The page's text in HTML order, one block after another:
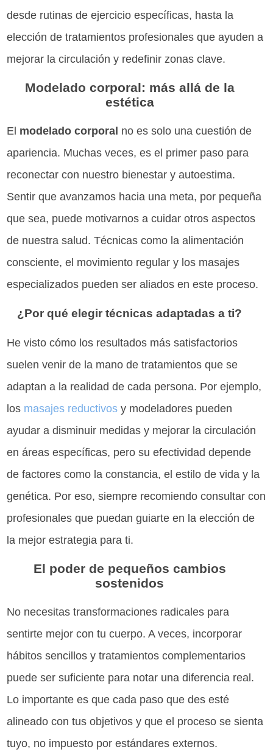
desde rutinas de ejercicio específicas, hasta la
elección de tratamientos profesionales que ayuden a
mejorar la circulación y redefinir zonas clave.
Modelado corporal: más allá de la
estética
El modelado corporal no es solo una cuestión de
apariencia. Muchas veces, es el primer paso para
reconectar con nuestro bienestar y autoestima.
Sentir que avanzamos hacia una meta, por pequeña
que sea, puede motivarnos a cuidar otros aspectos
de nuestra salud. Técnicas como la alimentación
consciente, el movimiento regular y los masajes
especializados pueden ser aliados en este proceso.
¿Por qué elegir técnicas adaptadas a ti?
He visto cómo los resultados más satisfactorios
suelen venir de la mano de tratamientos que se
adaptan a la realidad de cada persona. Por ejemplo,
los masajes reductivos y modeladores pueden
ayudar a disminuir medidas y mejorar la circulación
en áreas específicas, pero su efectividad depende
de factores como la constancia, el estilo de vida y la
genética. Por eso, siempre recomiendo consultar con
profesionales que puedan guiarte en la elección de
la mejor estrategia para ti.
El poder de pequeños cambios
sostenidos
No necesitas transformaciones radicales para
sentirte mejor con tu cuerpo. A veces, incorporar
hábitos sencillos y tratamientos complementarios
puede ser suficiente para notar una diferencia real.
Lo importante es que cada paso que des esté
alineado con tus objetivos y que el proceso se sienta
tuyo, no impuesto por estándares externos.